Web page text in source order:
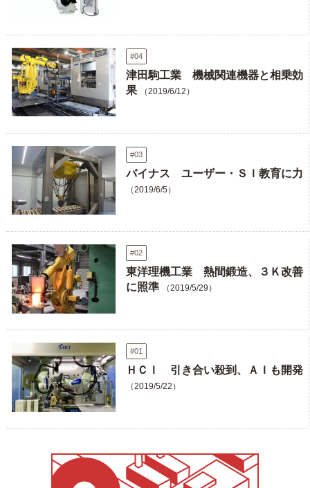
#04
津田駒工業 機械関連機器と相乗効
果
（2019/6/12）
#03
バイナス ユーザー・ＳＩ教育に力
（2019/6/5）
#02
東洋理機工業 熱間鍛造、３Ｋ改善
に照準
（2019/5/29）
#01
ＨＣＩ 引き合い殺到、ＡＩも開発
（2019/5/22）